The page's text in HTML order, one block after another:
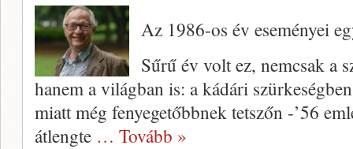
Az 1986-os év eseményei
Sűrű év volt ez, nemcsak a
hanem a világban is: a kádári
miatt még fenyegetőbbnek tetszőn -’56
átlengte … Tovább »